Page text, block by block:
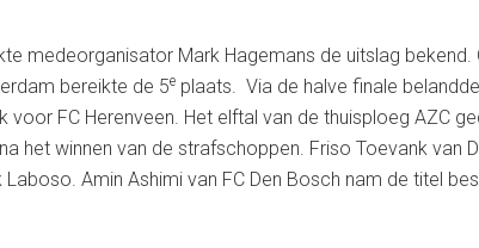
medeorganisator Mark Hagemans de uitslag bekend.
bereikte de 5e plaats. Via de halve finale
voor FC Herenveen. Het elftal van de thuisploeg AZC
het winnen van de strafschoppen. Friso Toevank
Amin Ashimi van FC Den Bosch nam de titel